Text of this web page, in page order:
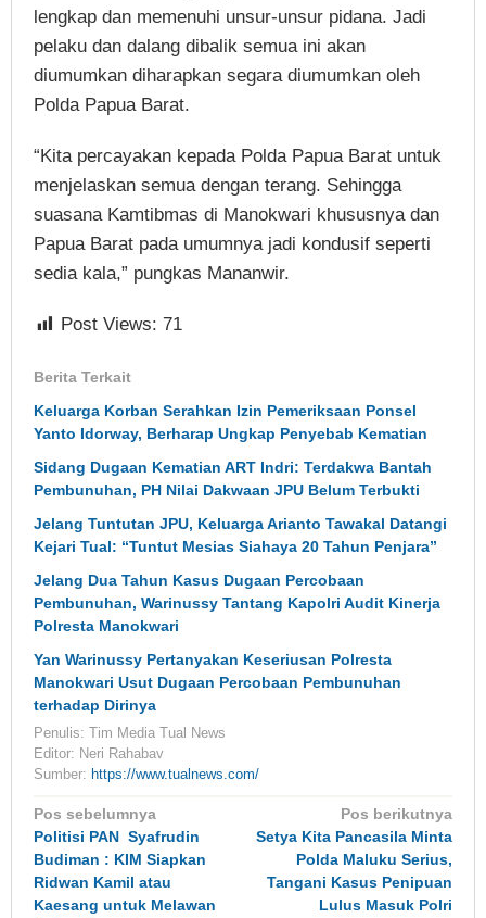
lengkap dan memenuhi unsur-unsur pidana. Jadi
pelaku dan dalang dibalik semua ini akan
diumumkan diharapkan segara diumumkan oleh
Polda Papua Barat.
“Kita percayakan kepada Polda Papua Barat untuk
menjelaskan semua dengan terang. Sehingga
suasana Kamtibmas di Manokwari khususnya dan
Papua Barat pada umumnya jadi kondusif seperti
sedia kala,” pungkas Mananwir.
Post Views: 71
Berita Terkait
Keluarga Korban Serahkan Izin Pemeriksaan Ponsel
Yanto Idorway, Berharap Ungkap Penyebab Kematian
Sidang Dugaan Kematian ART Indri: Terdakwa Bantah
Pembunuhan, PH Nilai Dakwaan JPU Belum Terbukti
Jelang Tuntutan JPU, Keluarga Arianto Tawakal Datangi
Kejari Tual: “Tuntut Mesias Siahaya 20 Tahun Penjara”
Jelang Dua Tahun Kasus Dugaan Percobaan
Pembunuhan, Warinussy Tantang Kapolri Audit Kinerja
Polresta Manokwari
Yan Warinussy Pertanyakan Keseriusan Polresta
Manokwari Usut Dugaan Percobaan Pembunuhan
terhadap Dirinya
Penulis: Tim Media Tual News
Editor: Neri Rahabav
Sumber: https://www.tualnews.com/
Navigasi
pos
Pos sebelumnya
Politisi PAN Syafrudin
Budiman : KIM Siapkan
Ridwan Kamil atau
Kaesang untuk Melawan
Pos berikutnya
Setya Kita Pancasila Minta
Polda Maluku Serius,
Tangani Kasus Penipuan
Lulus Masuk Polri